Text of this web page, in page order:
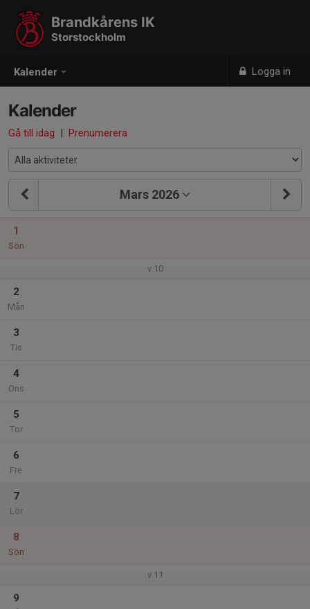
Kalender Logga in
Brandkårens IK
Storstockholm
Kalender
Gå till idag | Prenumerera
Mars 2026
1
Sön
v.10
2
Mån
3
Tis
4
Ons
5
Tor
6
Fre
7
Lör
8
Sön
v.11
9